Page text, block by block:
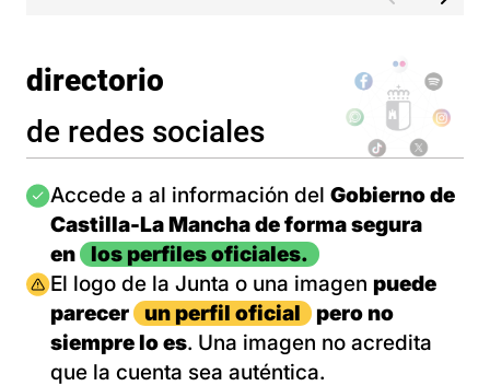
directorio
de redes sociales
Imagen
Accede a al información del Gobierno de
Castilla-La Mancha de forma segura
en
los perfiles oficiales.
Imagen
El logo de la Junta o una imagen puede
parecer
un perfil oficial
pero no
siempre lo es. Una imagen no acredita
que la cuenta sea auténtica.